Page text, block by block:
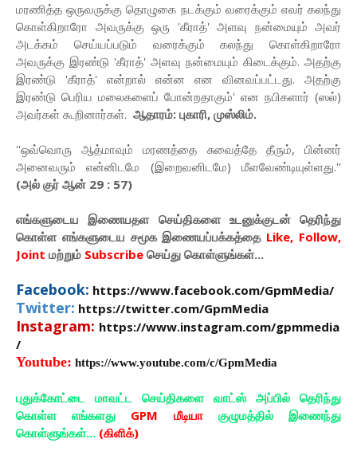
மரணித்த ஒருவருக்கு தொழுகை நடக்கும் வரைக்கும் எவர் கலந்து
கொள்கிறாரோ அவருக்கு ஒரு 'கீராத்' அளவு நன்மையும் அவர்
அடக்கம் செய்யப்படும் வரைக்கும் கலந்து கொள்கிறாரோ
அவருக்கு இரண்டு 'கீராத்' அளவு நன்மையும் கிடைக்கும். அதற்கு
இரண்டு 'கீராத்' என்றால் என்ன என வினவப்பட்டது. அதற்கு
இரண்டு பெரிய மலைகளைப் போன்றதாகும்' என நபிகளார் (ஸல்)
அவர்கள் கூறினார்கள். ஆதாரம்: புகாரி, முஸ்லிம்.
''ஒவ்வொரு ஆத்மாவும் மரணத்தை சுவைத்தே தீரும், பின்னர்
அனைவரும் என்னிடமே (இறைவனிடமே) மீளவேண்டியுள்ளது.''
(அல் குர் ஆன் 29 : 57)
எங்களுடைய இணையதள செய்திகளை உடனுக்குடன் தெரிந்து
கொள்ள எங்களுடைய சமூக இணையப்பக்கத்தை Like, Follow,
Joint மற்றும் Subscribe செய்து கொள்ளுங்கள்...
Facebook: https://www.facebook.com/GpmMedia/
Twitter: https://twitter.com/GpmMedia
Instagram: https://www.instagram.com/gpmmedia
/
Youtube: https://www.youtube.com/c/GpmMedia
புதுக்கோட்டை மாவட்ட செய்திகளை வாட்ஸ் அப்பில் தெரிந்து
கொள்ள எங்களது GPM மீடியாகுழுமத்தில் இணைந்து
கொள்ளுங்கள்... (கிளிக்)